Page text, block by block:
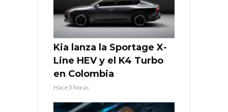
Kia lanza la Sportage X-
Line HEV y el K4 Turbo
en Colombia
Hace 5 horas